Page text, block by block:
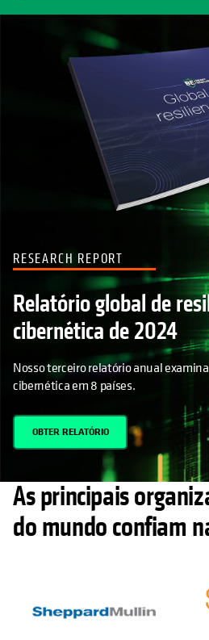
RESEARCH REPORT
Relatório global de
cibernética de 2024
Nosso terceiro relatório anual
cibernética em 8 países.
OBTER RELATÓRIO
As principais
do mundo confiam